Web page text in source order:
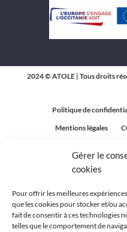
Gérer le
cookies
Pour offrir les meilleures
que les cookies pour stocker et/ou
fait de consentir à ces technologies
telles que le comportement de
2024 © ATOLE | Tous droits
Politique de
Mentions légales
Politique